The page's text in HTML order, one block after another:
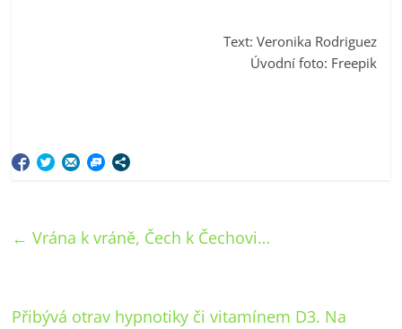
Text: Veronika Rodriguez
Úvodní foto: Freepik
← Vrána k vráně, Čech k Čechovi…
Přibývá otrav hypnotiky či vitamínem D3. Na